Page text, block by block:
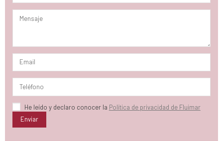
He leído y declaro conocer la Política de privacidad de Fluimar